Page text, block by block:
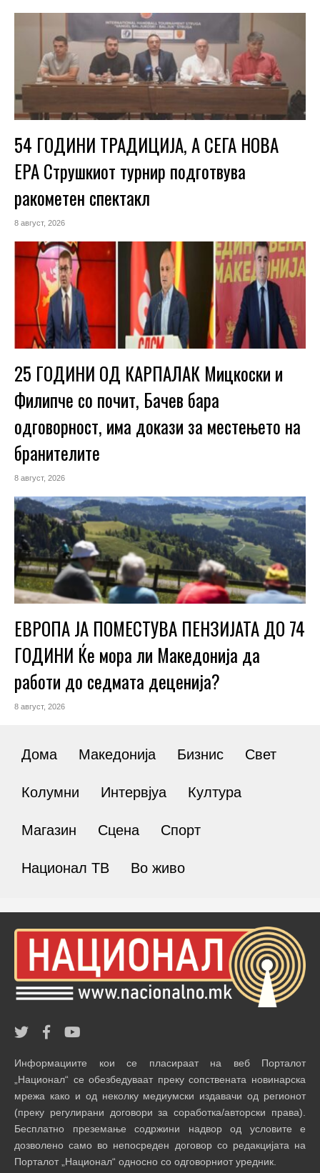
54 ГОДИНИ ТРАДИЦИЈА, А СЕГА НОВА
ЕРА Струшкиот турнир подготвува
ракометен спектакл
8 август, 2026
25 ГОДИНИ ОД КАРПАЛАК Мицкоски и
Филипче со почит, Бачев бара
одговорност, има докази за местењето на
бранителите
8 август, 2026
ЕВРОПА ЈА ПОМЕСТУВА ПЕНЗИЈАТА ДО 74
ГОДИНИ Ќе мора ли Македонија да
работи до седмата деценија?
8 август, 2026
Дома Македонија Бизнис Свет
Колумни Интервјуа Култура
Магазин Сцена Спорт
Национал ТВ Во живо
Информациите кои се пласираат на веб Порталот
„Национал“ се обезбедуваат преку сопствената новинарска
мрежа како и од неколку медиумски издавачи од регионот
(преку регулирани договори за соработка/авторски права).
Бесплатно преземање содржини надвор од условите е
дозволено само во непосреден договор со редакцијата на
Порталот „Национал“ односно со одговорниот уредник.